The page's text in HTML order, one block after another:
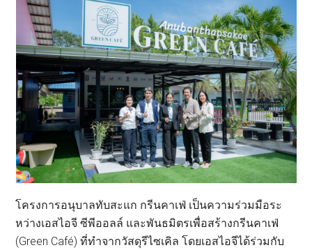
โครงการอนุบาลทับสะแก กรีนคาเฟ่ เป็นความร่วมมือระ
หว่างเอสไอจี ซีพีออลล์ และพันธมิตรเพื่อสร้างกรีนคาเฟ่
(Green Café) ที่ทำจากวัสดุรีไซเคิล โดยเอสไอจีได้ร่วมกับ